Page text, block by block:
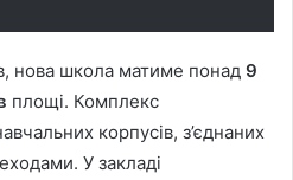
нова школа матиме понад 9
площі. Комплекс
корпусів, з’єднаних
У закладі